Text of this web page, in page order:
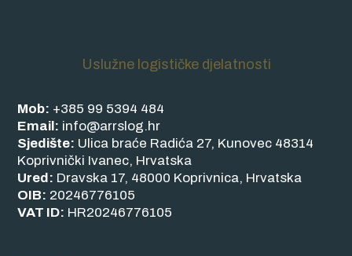
Uslužne logističke djelatnosti
Mob: +385 99 5394 484
Email: info@arrslog.hr
Sjedište: Ulica braće Radića 27, Kunovec 48314
Koprivnički Ivanec, Hrvatska
Ured: Dravska 17, 48000 Koprivnica, Hrvatska
OIB: 20246776105
VAT ID: HR20246776105